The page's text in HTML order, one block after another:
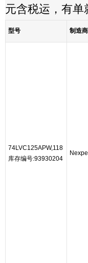
元含税运，有
型号 制造商
74LVC125APW,118
库存编号:93930204